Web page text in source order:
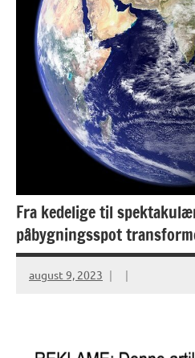
Fra kedelige til
påbygningsspot
august 9, 2023